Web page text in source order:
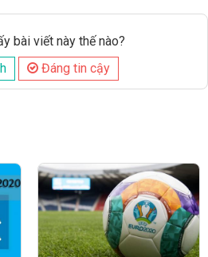
bài viết này thế nào?
Đáng tin cậy
Đăng